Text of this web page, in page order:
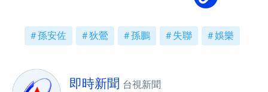
孫安佐 狄鶯 孫鵬 失聯 娛樂
即時新聞 台視新聞